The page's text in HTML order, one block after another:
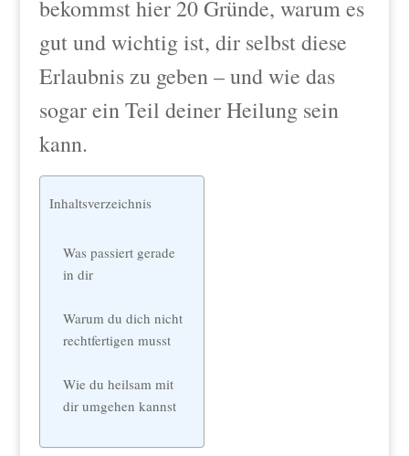
bekommst hier 20 Gründe, warum es
gut und wichtig ist, dir selbst diese
Erlaubnis zu geben – und wie das
sogar ein Teil deiner Heilung sein
kann.
Inhaltsverzeichnis
Was passiert gerade
in dir
Warum du dich nicht
rechtfertigen musst
Wie du heilsam mit
dir umgehen kannst